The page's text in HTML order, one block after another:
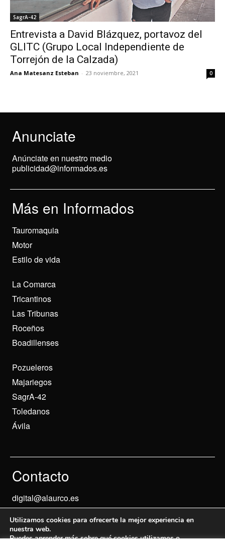
SagrA-42
Entrevista a David Blázquez, portavoz del
GLITC (Grupo Local Independiente de
Torrejón de la Calzada)
Ana Matesanz Esteban - 23 noviembre, 2021 0
Anunciate
Anúnciate en nuestro medio
publicidad@informados.es
Más en Informados
Tauromaquia
Motor
Estilo de vida
La Comarca
Tricantinos
Las Tribunas
Roceños
Boadillenses
Pozueleros
Majariegos
SagrA-42
Toledanos
Ávila
Contacto
digital@alaurco.es
Utilizamos cookies para ofrecerte la mejor experiencia en
nuestra web.
Puedes aprender más sobre qué cookies utilizamos o